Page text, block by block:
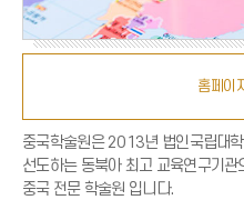
홈페이
중국학술원은 2013년 법인국립대
선도하는 동북아 최고 교육연구기
중국 전문 학술원 입니다.